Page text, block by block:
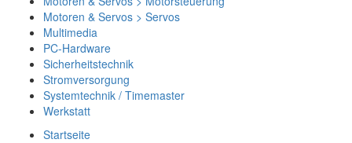
Motoren & Servos > Servos
Multimedia
PC-Hardware
Sicherheitstechnik
Stromversorgung
Systemtechnik / Timemaster
Werkstatt
Startseite